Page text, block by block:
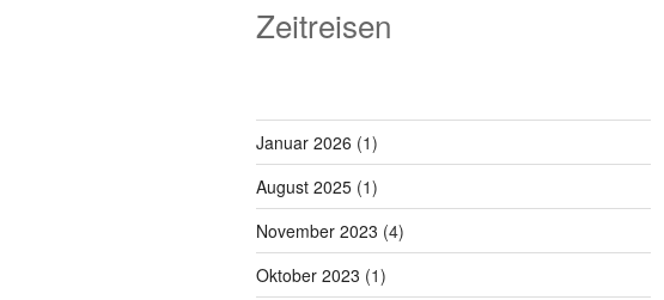
Zeitreisen
Januar 2026 (1)
August 2025 (1)
November 2023 (4)
Oktober 2023 (1)